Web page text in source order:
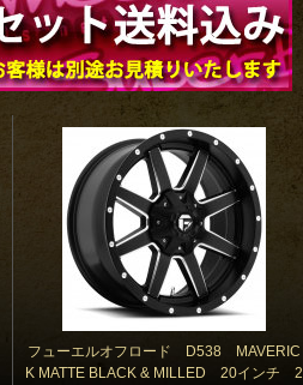
フューエルオフロード D538 MAVERIC
K MATTE BLACK & MILLED 20インチ 2